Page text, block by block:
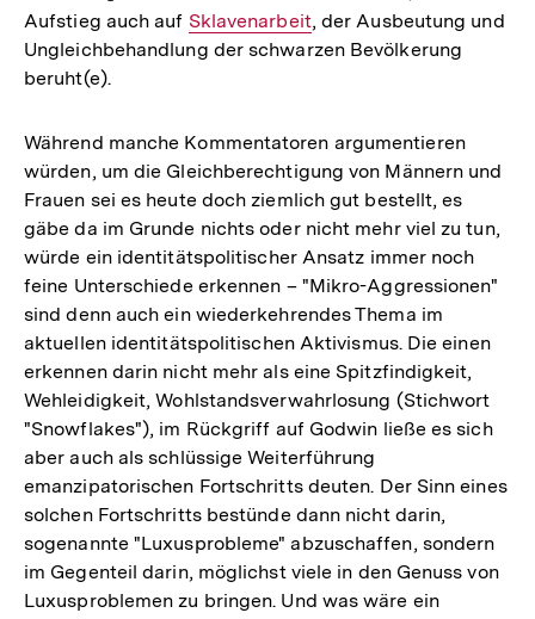
Aufstieg auch auf Interner
Link:
Sklavenarbeit, der Ausbeutung und
Ungleichbehandlung der schwarzen Bevölkerung
beruht(e).
Während manche Kommentatoren argumentieren
würden, um die Gleichberechtigung von Männern und
Frauen sei es heute doch ziemlich gut bestellt, es
gäbe da im Grunde nichts oder nicht mehr viel zu tun,
würde ein identitätspolitischer Ansatz immer noch
feine Unterschiede erkennen – "Mikro-Aggressionen"
sind denn auch ein wiederkehrendes Thema im
aktuellen identitätspolitischen Aktivismus. Die einen
erkennen darin nicht mehr als eine Spitzfindigkeit,
Wehleidigkeit, Wohlstandsverwahrlosung (Stichwort
"Snowflakes"), im Rückgriff auf Godwin ließe es sich
aber auch als schlüssige Weiterführung
emanzipatorischen Fortschritts deuten. Der Sinn eines
solchen Fortschritts bestünde dann nicht darin,
sogenannte "Luxusprobleme" abzuschaffen, sondern
im Gegenteil darin, möglichst viele in den Genuss von
Luxusproblemen zu bringen. Und was wäre ein